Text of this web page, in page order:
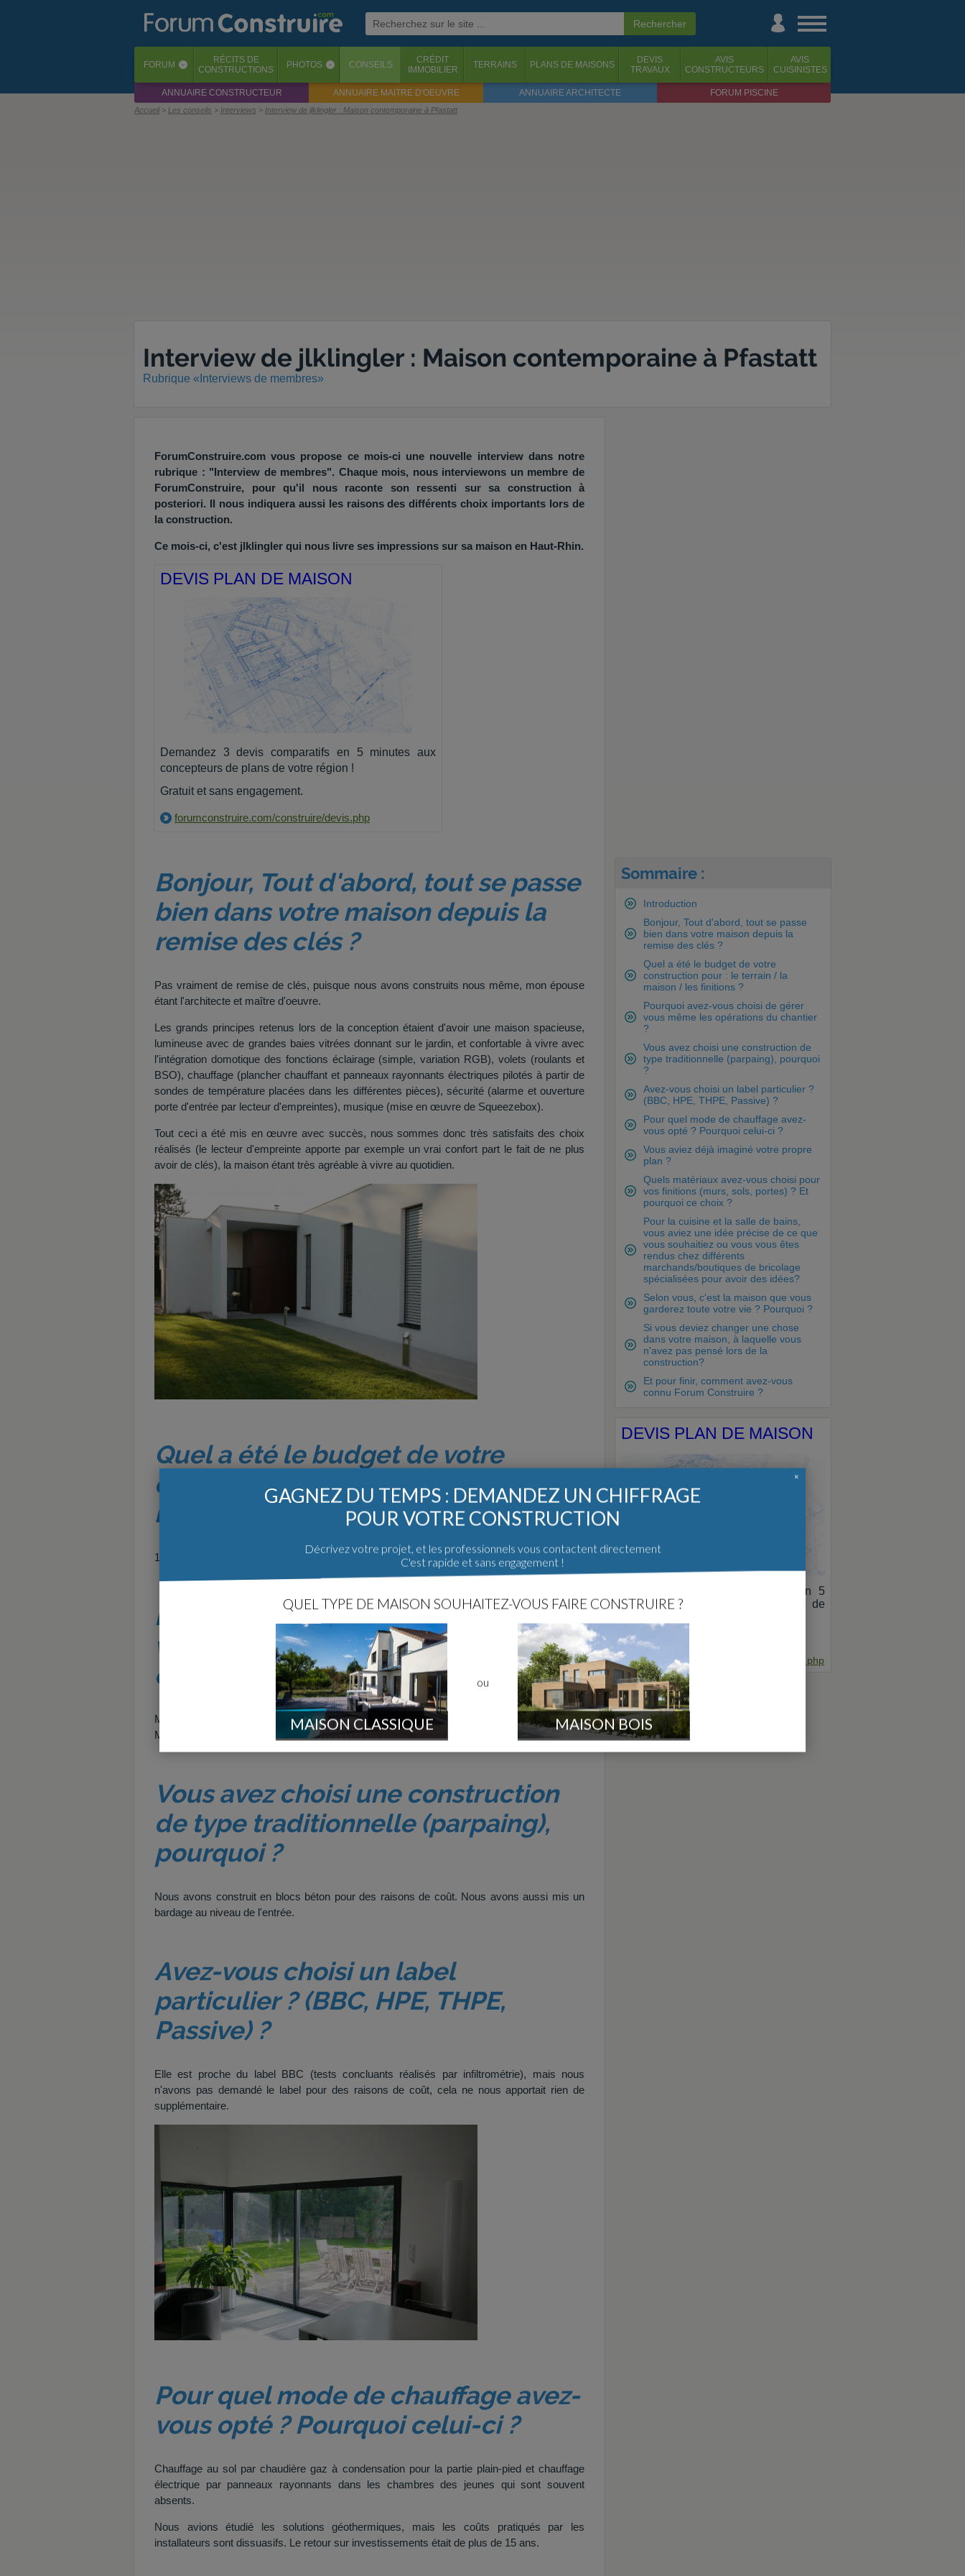
FORUM ‹ RÉCITS DE
CONSTRUCTIONS
PHOTOS ‹ CONSEILS
CRÉDIT
IMMOBILIER
TERRAINS PLANS DE MAISONS
DEVIS
TRAVAUX
AVIS
CONSTRUCTEURS
AVIS
CUISINISTES
ANNUAIRE CONSTRUCTEUR ANNUAIRE MAITRE D'OEUVRE ANNUAIRE ARCHITECTE FORUM PISCINE
Accueil Les conseils Interviews Interview de jlklingler : Maison contemporaine à Pfastatt
Interview de jlklingler : Maison contemporaine à Pfastatt
Rubrique «Interviews de membres»
ForumConstruire.com vous propose ce mois-ci une nouvelle interview dans notre
rubrique : "Interview de membres". Chaque mois, nous interviewons un membre de
ForumConstruire, pour qu'il nous raconte son ressenti sur sa construction à
posteriori. Il nous indiquera aussi les raisons des différents choix importants lors de
la construction.
Ce mois-ci, c'est jlklingler qui nous livre ses impressions sur sa maison en Haut-Rhin.
DEVIS PLAN DE MAISON
Demandez 3 devis comparatifs en 5 minutes aux
concepteurs de plans de votre région !
Gratuit et sans engagement.
forumconstruire.com/construire/devis.php
Bonjour, Tout d'abord, tout se passe
bien dans votre maison depuis la
remise des clés ?
Pas vraiment de remise de clés, puisque nous avons construits nous même, mon épouse
étant l'architecte et maître d'oeuvre.
Les grands principes retenus lors de la conception étaient d'avoir une maison spacieuse,
lumineuse avec de grandes baies vitrées donnant sur le jardin, et confortable à vivre avec
l'intégration domotique des fonctions éclairage (simple, variation RGB), volets (roulants et
BSO), chauffage (plancher chauffant et panneaux rayonnants électriques pilotés à partir de
sondes de température placées dans les différentes pièces), sécurité (alarme et ouverture
porte d'entrée par lecteur d'empreintes), musique (mise en œuvre de Squeezebox).
Tout ceci a été mis en œuvre avec succès, nous sommes donc très satisfaits des choix
réalisés (le lecteur d'empreinte apporte par exemple un vrai confort part le fait de ne plus
avoir de clés), la maison étant très agréable à vivre au quotidien.
Quel a été le budget de votre
construction pour : le terrain / la
maison / les finitions ?
160 000 € pour le terrain et environ 400 000 € pour la maison et les finitions.
Pourquoi avez-vous choisi de gérer
vous même les opérations du
chantier ?
Mon épouse est architecte de métier, elle est installée à son compte en co-gérance sur
Mulhouse. C'est donc tout naturellement que nous avons conçu nous-même notre maison.
Vous avez choisi une construction
de type traditionnelle (parpaing),
pourquoi ?
Nous avons construit en blocs béton pour des raisons de coût. Nous avons aussi mis un
bardage au niveau de l'entrée.
Avez-vous choisi un label
particulier ? (BBC, HPE, THPE,
Passive) ?
Elle est proche du label BBC (tests concluants réalisés par infiltrométrie), mais nous
n'avons pas demandé le label pour des raisons de coût, cela ne nous apportait rien de
supplémentaire.
Pour quel mode de chauffage avez-
vous opté ? Pourquoi celui-ci ?
Chauffage au sol par chaudière gaz à condensation pour la partie plain-pied et chauffage
électrique par panneaux rayonnants dans les chambres des jeunes qui sont souvent
absents.
Nous avions étudié les solutions géothermiques, mais les coûts pratiqués par les
installateurs sont dissuasifs. Le retour sur investissements était de plus de 15 ans.
Sommaire :
Introduction
Bonjour, Tout d'abord, tout se passe
bien dans votre maison depuis la
remise des clés ?
Quel a été le budget de votre
construction pour : le terrain / la
maison / les finitions ?
Pourquoi avez-vous choisi de gérer
vous même les opérations du chantier
?
Vous avez choisi une construction de
type traditionnelle (parpaing), pourquoi
?
Avez-vous choisi un label particulier ?
(BBC, HPE, THPE, Passive) ?
Pour quel mode de chauffage avez-
vous opté ? Pourquoi celui-ci ?
Vous aviez déjà imaginé votre propre
plan ?
Quels matériaux avez-vous choisi pour
vos finitions (murs, sols, portes) ? Et
pourquoi ce choix ?
Pour la cuisine et la salle de bains,
vous aviez une idée précise de ce que
vous souhaitiez ou vous vous êtes
rendus chez différents
marchands/boutiques de bricolage
spécialisées pour avoir des idées?
Selon vous, c'est la maison que vous
garderez toute votre vie ? Pourquoi ?
Si vous deviez changer une chose
dans votre maison, à laquelle vous
n'avez pas pensé lors de la
construction?
Et pour finir, comment avez-vous
connu Forum Construire ?
DEVIS PLAN DE MAISON
Demandez 3 devis comparatifs en 5
minutes aux concepteurs de plans de
Gratuit et sans engagement.
forumconstruire.com/construire/devis.php
GAGNEZ DU TEMPS : DEMANDEZ UN CHIFFRAGE
POUR VOTRE CONSTRUCTION
Décrivez votre projet, et les professionnels vous contactent directement
C'est rapide et sans engagement !
QUEL TYPE DE MAISON SOUHAITEZ-VOUS FAIRE CONSTRUIRE ?
MAISON CLASSIQUE
ou
MAISON BOIS
×